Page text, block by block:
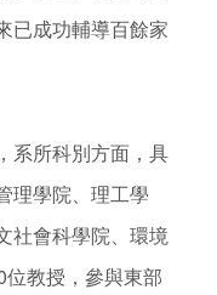
已成功輔導百餘家
理學院、理工學
社會科學院、環境
教授，參與東部